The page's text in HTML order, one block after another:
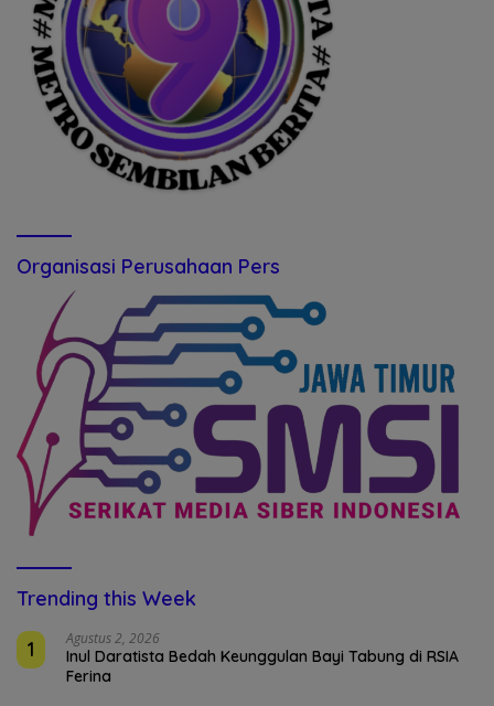
Organisasi Perusahaan Pers
Trending this Week
1
Agustus 2, 2026
Inul Daratista Bedah Keunggulan Bayi Tabung di RSIA
Ferina